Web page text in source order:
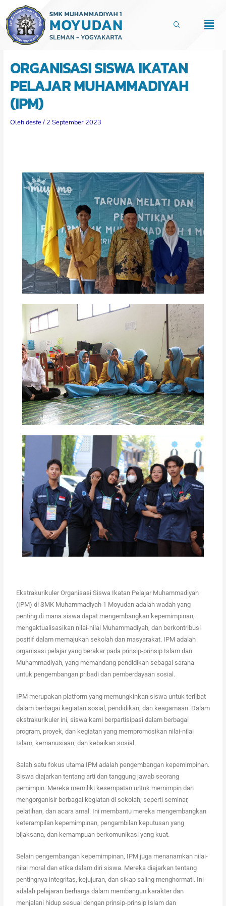
Lewati
konten
ORGANISASI SISWA IKATAN
PELAJAR MUHAMMADIYAH
(IPM)
Olehdesfe/ 2 September 2023
Ekstrakurikuler Organisasi Siswa Ikatan Pelajar Muhammadiyah
(IPM) di SMK Muhammadiyah 1 Moyudan adalah wadah yang
penting di mana siswa dapat mengembangkan kepemimpinan,
mengaktualisasikan nilai-nilai Muhammadiyah, dan berkontribusi
positif dalam memajukan sekolah dan masyarakat. IPM adalah
organisasi pelajar yang berakar pada prinsip-prinsip Islam dan
Muhammadiyah, yang memandang pendidikan sebagai sarana
untuk pengembangan pribadi dan pemberdayaan sosial.
IPM merupakan platform yang memungkinkan siswa untuk terlibat
dalam berbagai kegiatan sosial, pendidikan, dan keagamaan. Dalam
ekstrakurikuler ini, siswa kami berpartisipasi dalam berbagai
program, proyek, dan kegiatan yang mempromosikan nilai-nilai
Islam, kemanusiaan, dan kebaikan sosial.
Salah satu fokus utama IPM adalah pengembangan kepemimpinan.
Siswa diajarkan tentang arti dan tanggung jawab seorang
pemimpin. Mereka memiliki kesempatan untuk memimpin dan
mengorganisir berbagai kegiatan di sekolah, seperti seminar,
pelatihan, dan acara amal. Ini membantu mereka mengembangkan
keterampilan kepemimpinan, pengambilan keputusan yang
bijaksana, dan kemampuan berkomunikasi yang kuat.
Selain pengembangan kepemimpinan, IPM juga menanamkan nilai-
nilai moral dan etika dalam diri siswa. Mereka diajarkan tentang
pentingnya integritas, kejujuran, dan sikap saling menghormati. Ini
adalah pelajaran berharga dalam membangun karakter dan
menjalani hidup sesuai dengan prinsip-prinsip Islam dan